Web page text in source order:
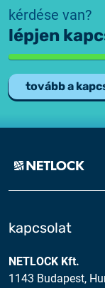
kérdése van?
lépjen
tovább a
kapcsolat
NETLOCK Kft.
1143 Budapest,